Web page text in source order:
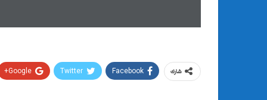
شارك Facebook
Twitter
Google+